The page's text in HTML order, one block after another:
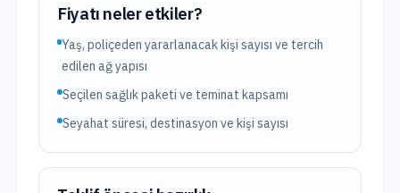
Fiyatı neler etkiler?
Yaş, poliçeden yararlanacak kişi sayısı ve tercih
edilen ağ yapısı
Seçilen sağlık paketi ve teminat kapsamı
Seyahat süresi, destinasyon ve kişi sayısı